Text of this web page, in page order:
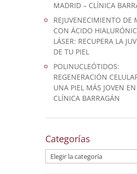
MADRID – CLÍNICA
REJUVENECIMIENTO DE
CON ÁCIDO
LÁSER: RECUPERA LA
DE TU PIEL
POLINUCLEÓTIDOS:
REGENERACIÓN
UNA PIEL MÁS JOVEN EN
CLÍNICA BARRAGÁN
Categorías
Categorías